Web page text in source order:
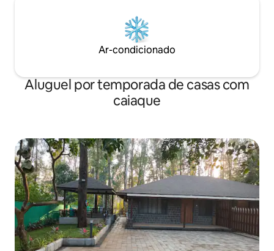
Ar-condicionado
Aluguel por temporada de casas com
caiaque